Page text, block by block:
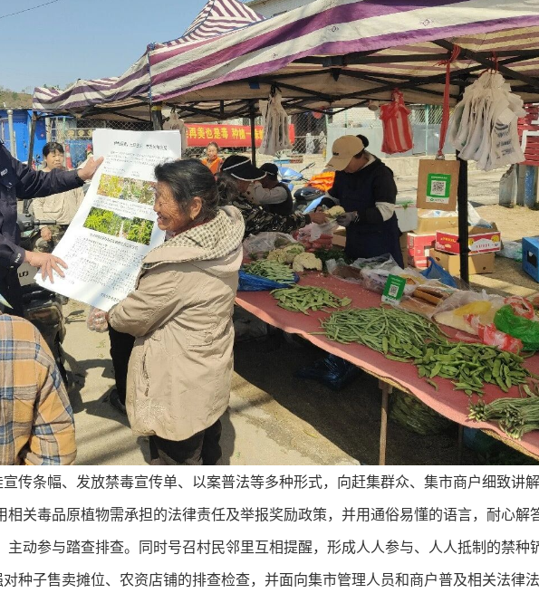
传条幅、发放禁毒宣传单、以案普法等多种形式，向赶集群众、集市商户细致讲
关毒品原植物需承担的法律责任及举报奖励政策，并用通俗易懂的语言，耐心解
动参与踏查排查。同时号召村民邻里互相提醒，形成人人参与、人人抵制的禁种
种子售卖摊位、农资店铺的排查检查，并面向集市管理人员和商户普及相关法律